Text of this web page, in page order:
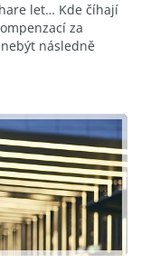
let… Kde číhají
za
následně